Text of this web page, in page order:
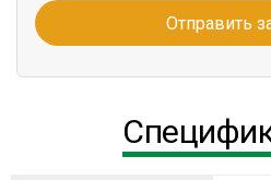
Отправить